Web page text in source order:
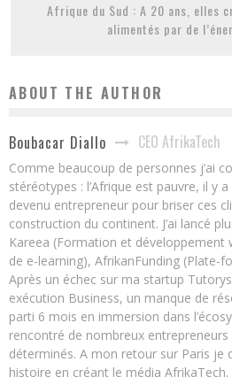
Afrique du Sud : A 20 ans, elles
alimentés par de
ABOUT THE AUTHOR
Boubacar Diallo CEO AfrikaTech
Comme beaucoup de personnes j’ai
stéréotypes : l’Afrique est pauvre, il y
devenu entrepreneur pour briser ces
construction du continent. J’ai lancé
Kareea (Formation et
de e-learning), AfrikanFunding (Plate-
Après un échec sur ma startup
exécution Business, un manque de
parti 6 mois en immersion dans
rencontré de nombreux
déterminés. A mon retour sur Paris je
histoire en créant le média